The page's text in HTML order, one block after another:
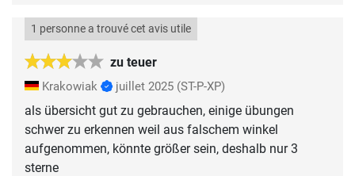
zu teuer
1 personne a trouvé cet avis utile
Krakowiak juillet 2025 (ST-P-XP)
als übersicht gut zu gebrauchen, einige übungen
schwer zu erkennen weil aus falschem winkel
aufgenommen, könnte größer sein, deshalb nur 3
sterne